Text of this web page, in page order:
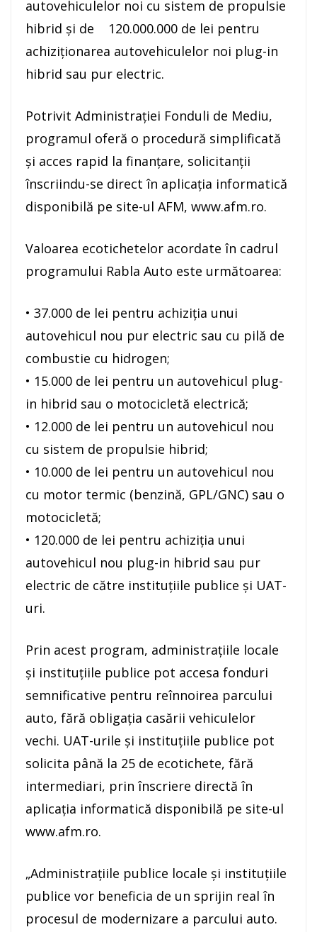
autovehiculelor noi cu sistem de propulsie
hibrid şi de 120.000.000 de lei pentru
achiziţionarea autovehiculelor noi plug-in
hibrid sau pur electric.
Potrivit Administraţiei Fonduli de Mediu,
programul oferă o procedură simplificată
şi acces rapid la finanţare, solicitanţii
înscriindu-se direct în aplicaţia informatică
disponibilă pe site-ul AFM, www.afm.ro.
Valoarea ecotichetelor acordate în cadrul
programului Rabla Auto este următoarea:
• 37.000 de lei pentru achiziţia unui
autovehicul nou pur electric sau cu pilă de
combustie cu hidrogen;
• 15.000 de lei pentru un autovehicul plug-
in hibrid sau o motocicletă electrică;
• 12.000 de lei pentru un autovehicul nou
cu sistem de propulsie hibrid;
• 10.000 de lei pentru un autovehicul nou
cu motor termic (benzină, GPL/GNC) sau o
motocicletă;
• 120.000 de lei pentru achiziţia unui
autovehicul nou plug-in hibrid sau pur
electric de către instituţiile publice şi UAT-
uri.
Prin acest program, administraţiile locale
şi instituţiile publice pot accesa fonduri
semnificative pentru reînnoirea parcului
auto, fără obligaţia casării vehiculelor
vechi. UAT-urile şi instituţiile publice pot
solicita până la 25 de ecotichete, fără
intermediari, prin înscriere directă în
aplicaţia informatică disponibilă pe site-ul
www.afm.ro.
„Administraţiile publice locale şi instituţiile
publice vor beneficia de un sprijin real în
procesul de modernizare a parcului auto.